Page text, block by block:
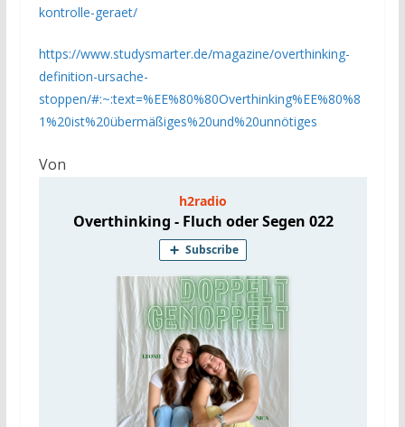
kontrolle-geraet/
https://www.studysmarter.de/magazine/overthinking-
definition-ursache-
stoppen/#:~:text=%EE%80%80Overthinking%EE%80%8
1%20ist%20übermäßiges%20und%20unnötiges
Von